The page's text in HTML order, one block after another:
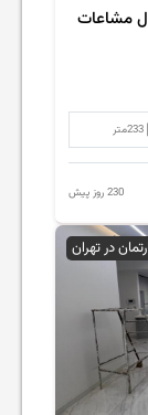
233متر
230 روز پیش
در تهران